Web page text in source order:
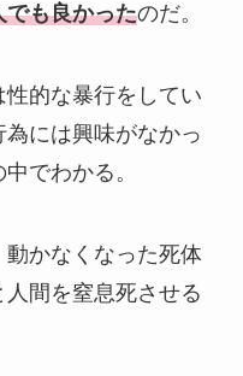
でも良かったのだ。
的な暴行をしてい
には興味がなかっ
でわかる。
かなくなった死体
間を窒息死させる